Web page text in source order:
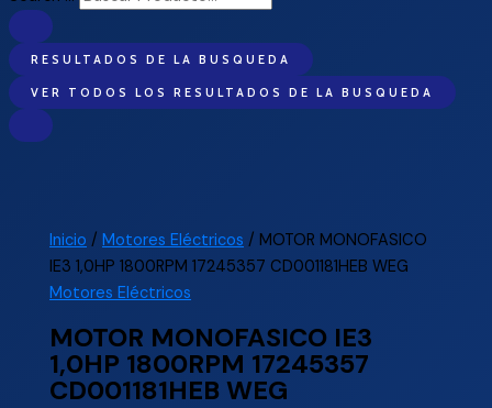
RESULTADOS DE LA BUSQUEDA
VER TODOS LOS RESULTADOS DE LA BUSQUEDA
Inicio /Motores Eléctricos / MOTOR MONOFASICO
IE3 1,0HP 1800RPM 17245357 CD001181HEB WEG
Motores Eléctricos
MOTOR MONOFASICO IE3
1,0HP 1800RPM 17245357
CD001181HEB WEG